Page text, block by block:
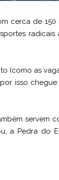
cerca de
(como as
isso
servem
a Pedra do